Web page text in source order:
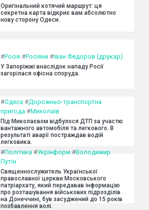
Оригінальний котячий маршрут: ця
секретна карта відкриє вам абсолютно
нову сторону Одеси.
#Росія #Росіяни #Іван Федоров (друкар)
У Запоріжжі внаслідок нападу Росії
загорілася офісна споруда.
#Одеса #Дорожньо-транспортна
пригода #Миколаїв
Під Миколаєвом відбулося ДТП за участю
вантажного автомобіля та легкового. В
результаті аварії постраждав водій
легковика.
#Політика #Укрінформ #Володимир
Путін
Священнослужитель Української
православної церкви Московського
патріархату, який передавав інформацію
про розташування військових підрозділів
на Донеччині, був засуджений до 15 років
позбавлення волі.